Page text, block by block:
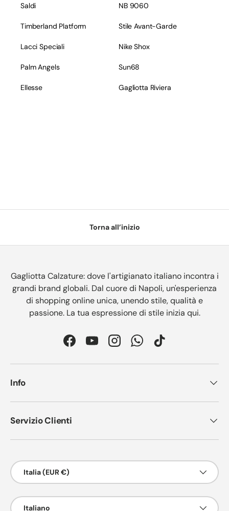
Saldi NB 9060
Timberland Platform Stile Avant-Garde
Lacci Speciali Nike Shox
Palm Angels Sun68
Ellesse Gagliotta Riviera
Torna all’inizio
Gagliotta Calzature: dove l'artigianato italiano incontra i
grandi brand globali. Dal cuore di Napoli, un'esperienza
di shopping online unica, unendo stile, qualità e
passione. La tua espressione di stile inizia qui.
FacebookYouTubeInstagramWhatsApp
TikTok
Info
Servizio Clienti
Paese/Regione
Italia (EUR €)
Lingua
Italiano